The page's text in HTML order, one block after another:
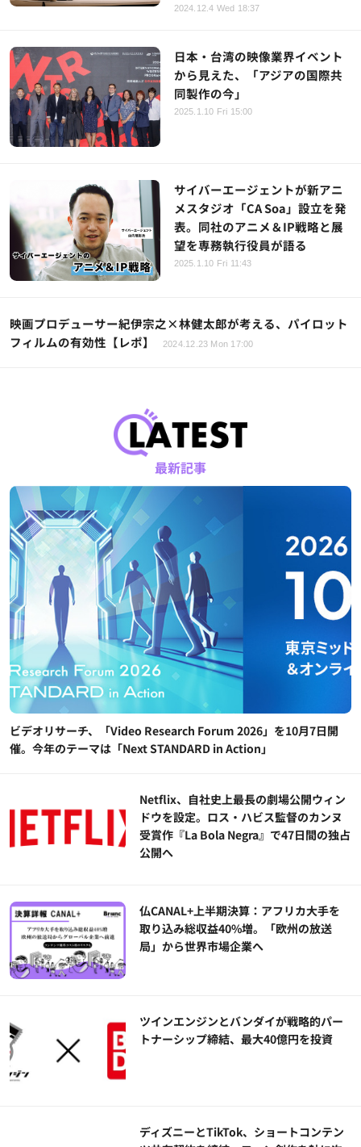
2024.12.4 Wed 18:37
日本・台湾の映像業界イベント
から見えた、「アジアの国際共
同製作の今」
2025.1.10 Fri 15:00
サイバーエージェントが新アニ
メスタジオ「CA Soa」設立を発
表。同社のアニメ＆IP戦略と展
望を専務執行役員が語る
2025.1.10 Fri 11:43
映画プロデューサー紀伊宗之×林健太郎が考える、パイロット
フィルムの有効性【レポ】
2024.12.23 Mon 17:00
最新記事
ビデオリサーチ、「Video Research Forum 2026」を10月7日開
催。今年のテーマは「Next STANDARD in Action」
Netflix、自社史上最長の劇場公開ウィン
ドウを設定。ロス・ハビス監督のカンヌ
受賞作『La Bola Negra』で47日間の独占
公開へ
仏CANAL+上半期決算：アフリカ大手を
取り込み総収益40%増。「欧州の放送
局」から世界市場企業へ
ツインエンジンとバンダイが戦略的パー
トナーシップ締結、最大40億円を投資
ディズニーとTikTok、ショートコンテン